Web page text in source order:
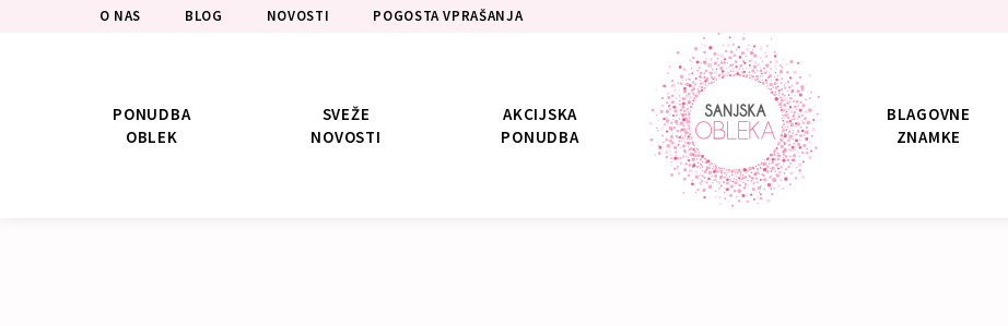
O NAS BLOG NOVOSTI POGOSTA VPRAŠANJA
PONUDBA
OBLEK
SVEŽE
NOVOSTI
AKCIJSKA
PONUDBA
BLAGOVNE
ZNAMKE